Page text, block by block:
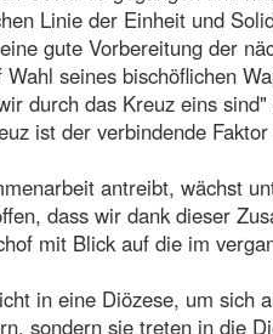
Linie der Einheit und
gute Vorbereitung der
seines bischöflichen
durch das Kreuz eins
ist der verbindende
antreibt, wächst
dass wir dank dieser
mit Blick auf die im
in eine Diözese, um sich
sondern sie treten in die